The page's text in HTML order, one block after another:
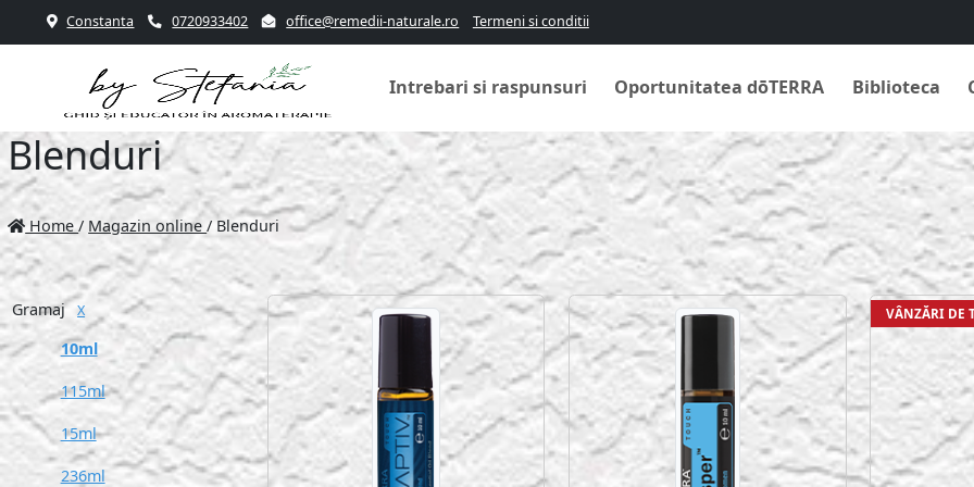
Constanta 0720933402 office@remedii-naturale.ro Termeni si conditii
Intrebari si raspunsuri Oportunitatea dōTERRA Biblioteca
Blenduri
Home/ Magazin online/Blenduri
Gramaj X
10ml
115ml
15ml
236ml
VÂNZĂRI DE